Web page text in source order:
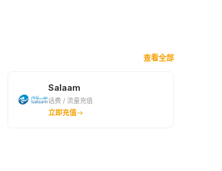
查看全部
Salaam
话费 / 流量充值
立即充值